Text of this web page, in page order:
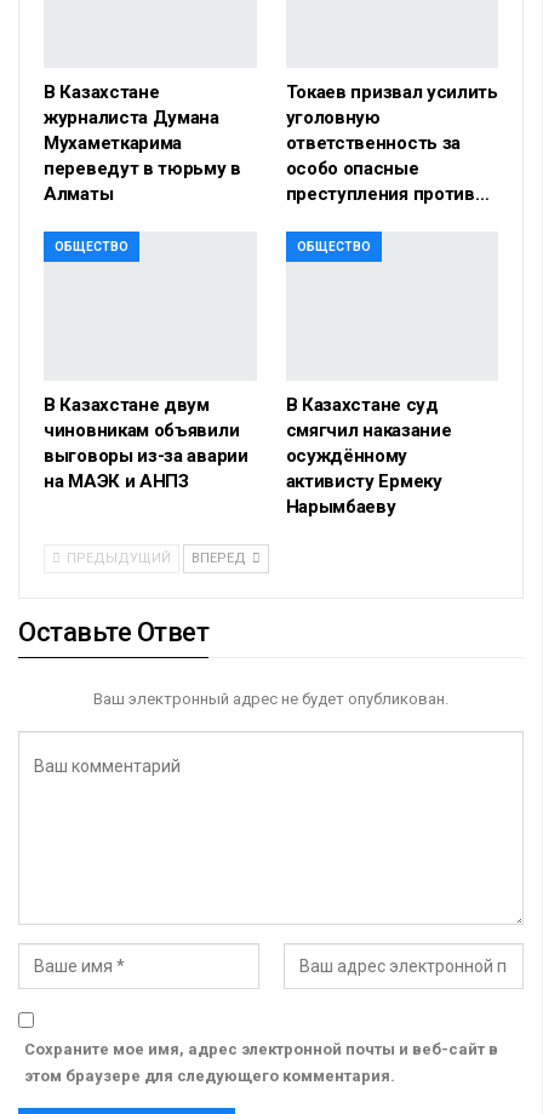
В Казахстане
журналиста Думана
Мухаметкарима
переведут в тюрьму в
Алматы
Токаев призвал усилить
уголовную
ответственность за
особо опасные
преступления против…
ОБЩЕСТВО
В Казахстане двум
чиновникам объявили
выговоры из-за аварии
на МАЭК и АНПЗ
ОБЩЕСТВО
В Казахстане суд
смягчил наказание
осуждённому
активисту Ермеку
Нарымбаеву
ПРЕДЫДУЩИЙ ВПЕРЕД
Оставьте Ответ
Ваш электронный адрес не будет опубликован.
Сохраните мое имя, адрес электронной почты и веб-сайт в
этом браузере для следующего комментария.